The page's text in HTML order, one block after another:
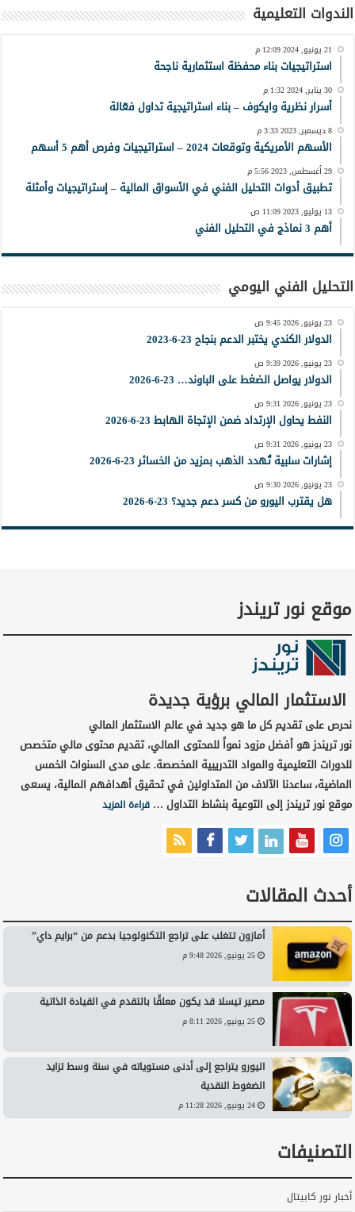
الندوات التعليمية
21 يونيو, 2024 12:09 م
استراتيجيات بناء محفظة استثمارية ناجحة
30 يناير, 2024 1:32 م
أسرار نظرية وايكوف – بناء استراتيجية تداول فعّالة
8 ديسمبر, 2023 3:33 م
الأسهم الأمريكية وتوقعات 2024 – استراتيجيات وفرص أهم 5 أسهم
29 أغسطس, 2023 5:56 م
تطبيق أدوات التحليل الفني في الأسواق المالية – إستراتيجيات وأمثلة
13 يوليو, 2023 11:09 ص
أهم 3 نماذج في التحليل الفني
التحليل الفني اليومي
23 يونيو, 2026 9:45 ص
الدولار الكندي يختبر الدعم بنجاح 23-6-2023
23 يونيو, 2026 9:39 ص
الدولار يواصل الضغط على الباوند… 23-6-2026
23 يونيو, 2026 9:31 ص
النفط يحاول الإرتداد ضمن الإتجاة الهابط 23-6-2026
23 يونيو, 2026 9:31 ص
إشارات سلبية تُهدد الذهب بمزيد من الخسائر 23-6-2026
23 يونيو, 2026 9:30 ص
هل يقترب اليورو من كسر دعم جديد؟ 23-6-2026
موقع نور تريندز
الاستثمار المالي برؤية جديدة
نحرص على تقديم كل ما هو جديد في عالم الاستثمار المالي
نور تريندز هو أفضل مزود نمواً للمحتوى المالي، تقديم محتوى مالي متخصص
للدورات التعليمية والمواد التدريبية المخصصة. على مدى السنوات الخمس
الماضية، ساعدنا الآلاف من المتداولين في تحقيق أهدافهم المالية، يسعى
موقع نور تريندز إلى التوعية بنشاط التداول …قراءة المزيد
أحدث المقالات
أمازون تتغلب على تراجع التكنولوجيا بدعم من “برايم داي”
25 يونيو, 2026 9:48 م
مصير تيسلا قد يكون معلقًا بالتقدم في القيادة الذاتية
25 يونيو, 2026 8:11 م
اليورو يتراجع إلى أدنى مستوياته في سنة وسط تزايد
الضغوط النقدية
24 يونيو, 2026 11:28 م
التصنيفات
أخبار نور كابيتال